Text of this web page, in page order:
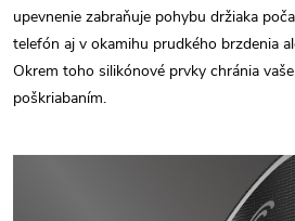
upevnenie zabraňuje pohybu držiaka
telefón aj v okamihu prudkého brzdenia
Okrem toho silikónové prvky chránia
poškriabaním.